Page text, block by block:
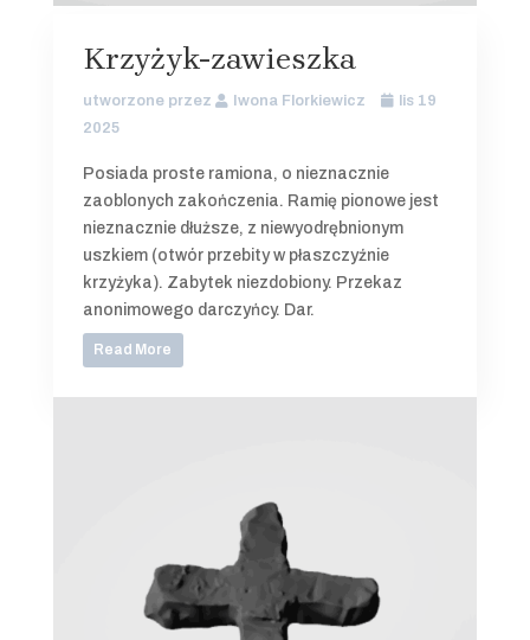
Krzyżyk-zawieszka
utworzone przez Iwona Florkiewicz
lis 19
2025
Posiada proste ramiona, o nieznacznie
zaoblonych zakończenia. Ramię pionowe jest
nieznacznie dłuższe, z niewyodrębnionym
uszkiem (otwór przebity w płaszczyźnie
krzyżyka). Zabytek niezdobiony. Przekaz
anonimowego darczyńcy. Dar.
Read More